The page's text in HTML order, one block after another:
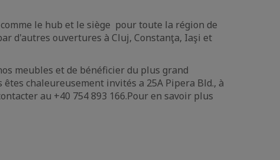
le hub et le siège pour toute la région de
d'autres ouvertures à Cluj, Constanţa, Iaşi et
meubles et de bénéficier du plus grand
chaleureusement invités a 25A Pipera Bld., à
au +40 754 893 166.Pour en savoir plus